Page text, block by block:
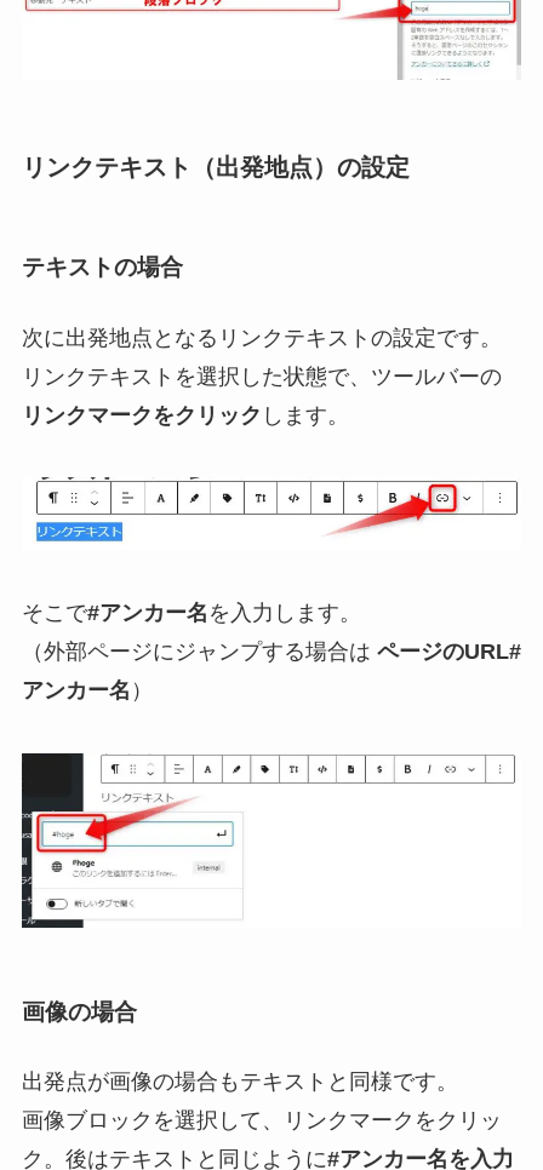
リンクテキスト（出発地点）の設定
テキストの場合
次に出発地点となるリンクテキストの設定です。
リンクテキストを選択した状態で、ツールバーの
リンクマークをクリック します。
そこで#アンカー名 を入力します。
（外部ページにジャンプする場合は ページのURL#
アンカー名 ）
画像の場合
出発点が画像の場合もテキストと同様です。
画像ブロックを選択して、リンクマークをクリッ
ク。後はテキストと同じように#アンカー名を入力